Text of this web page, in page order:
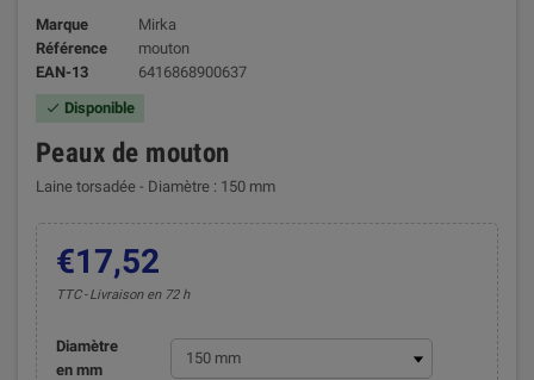
Marque
Mirka
Référence
mouton
EAN-13
6416868900637
 Disponible
Peaux de mouton
Laine torsadée - Diamètre : 150 mm
€17,52
TTC Livraison en 72 h
Diamètre
en mm